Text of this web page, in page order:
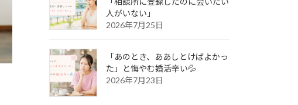
人がいない」
2026年7月25日
「あのとき、ああしとけばよかっ
た」と悔やむ婚活辛い💦
2026年7月23日